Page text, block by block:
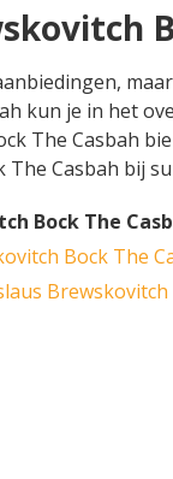
kun je in het
The Casbah
The Casbah bij
Bock The
Bock The
Brewskovitch